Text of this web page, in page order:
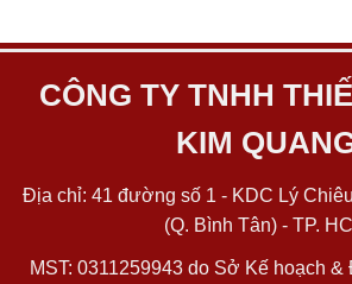
CÔNG TY TNHH
KIM
Địa chỉ: 41 đường số 1 - KDC Lý
(Q. Bình Tân) - TP.
MST: 0311259943 do Sở Kế hoạch